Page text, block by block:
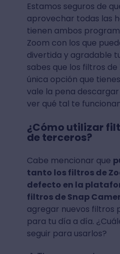
Estamos seguros de
aprovechar todas las
tienen ambos
Zoom con los que
divertida y agradable
sabes que los filtros
única opción que
vale la pena
ver qué tal te
¿Cómo utilizar
de terceros?
Cabe mencionar que
tanto los filtros de
defecto en la
filtros de Snap
agregar nuevos filtros
para tu día a día.
seguir para usarlos?